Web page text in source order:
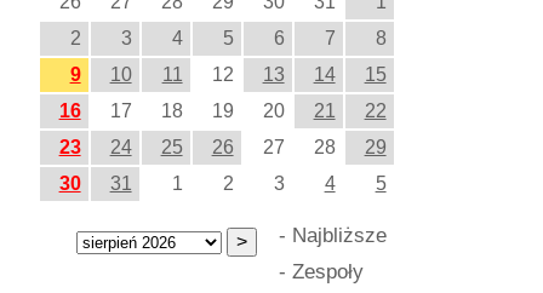
2
3 4 5 6 7
8
9
10 11 12 13 14
15
16
17 18 19 20 21
22
23
24 25 26 27 28
29
30
31 1 2 3 4 5
- Najbliższe
- Zespoły